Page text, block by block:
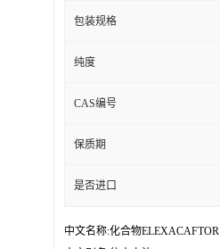
包装规格
纯度
CAS编号
保质期
是否进口
中文名称:化合物ELEXACAFTOR